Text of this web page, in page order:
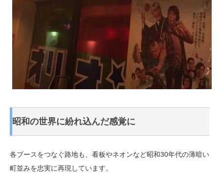
昭和の世界に紛れ込んだ感覚に
各ブースをつなぐ路地も、看板やネオンなど昭和30年代の薄暗い
町並みを忠実に再現しています。